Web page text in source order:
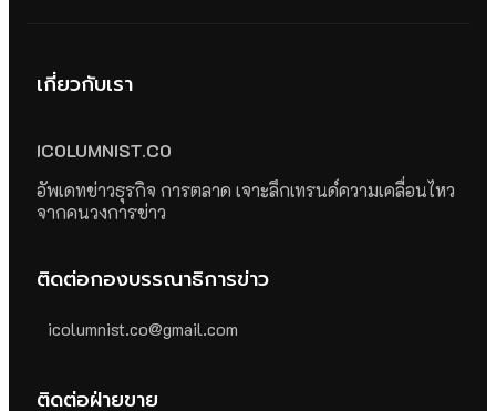
เกี่ยวกับเรา
ICOLUMNIST.CO
อัพเดทข่าวธุรกิจ การตลาด เจาะลึกเทรนด์ความเคลื่อนไหว
จากคนวงการข่าว
ติดต่อกองบรรณาธิการข่าว
icolumnist.co@gmail.com
ติดต่อฝ่ายขาย